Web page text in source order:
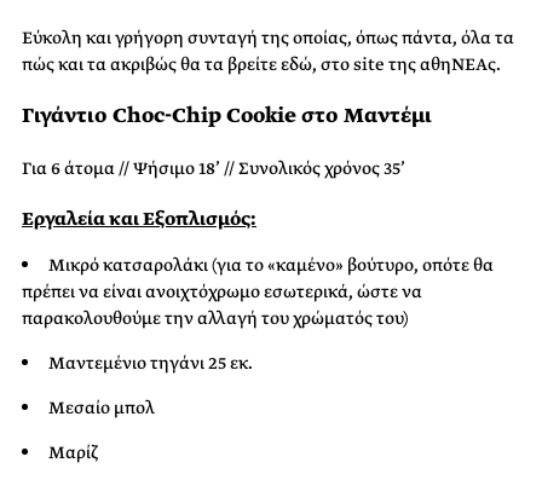
Εύκολη και γρήγορη συνταγή της οποίας, όπως πάντα, όλα τα
πώς και τα ακριβώς θα τα βρείτε εδώ, στο site της αθηΝΕΑς.
Γιγάντιο Choc-Chip Cookie στο Μαντέμι
Για 6 άτομα // Ψήσιμο 18’ // Συνολικός χρόνος 35’
Εργαλεία και Εξοπλισμός:
Μικρό κατσαρολάκι (για το «καμένο» βούτυρο, οπότε θα
πρέπει να είναι ανοιχτόχρωμο εσωτερικά, ώστε να
παρακολουθούμε την αλλαγή του χρώματός του)
Μαντεμένιο τηγάνι 25 εκ.
Μεσαίο μπολ
Μαρίζ